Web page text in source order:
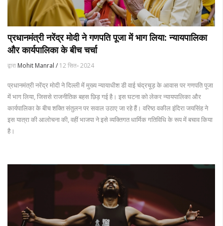
प्रधानमंत्री नरेंद्र मोदी ने गणपति पूजा में भाग लिया: न्यायपालिका
और कार्यपालिका के बीच चर्चा
द्वारा Mohit Manral / 12 सित॰ 2024
प्रधानमंत्री नरेंद्र मोदी ने दिल्ली में मुख्य न्यायाधीश डी वाई चंद्रचूड़ के आवास पर गणपति पूजा
में भाग लिया, जिससे राजनीतिक बहस छिड़ गई है। इस घटना को लेकर न्यायपालिका और
कार्यपालिका के बीच शक्ति संतुलन पर सवाल उठाए जा रहे हैं। वरिष्ठ वकील इंदिरा जयसिंह ने
इस यात्रा की आलोचना की, वहीं भाजपा ने इसे व्यक्तिगत धार्मिक गतिविधि के रूप में बचाव किया
है।